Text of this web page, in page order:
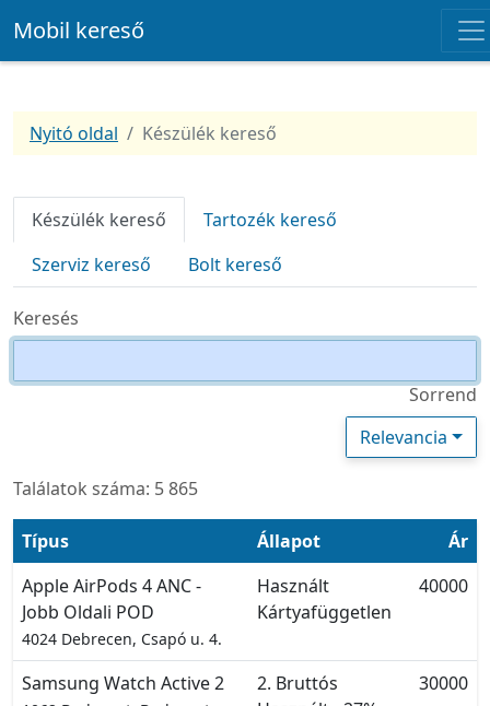
Mobil kereső
Nyitó oldal Készülék kereső
Készülék kereső
Tartozék kereső
Szerviz kereső
Bolt kereső
Keresés
Sorrend
Relevancia
Találatok száma: 5 865
Típus Állapot
Ár
Apple AirPods 4 ANC -
Jobb Oldali POD
4024 Debrecen, Csapó u. 4.
Használt
Kártyafüggetlen
40000
Samsung Watch Active 2
2. Bruttós
30000